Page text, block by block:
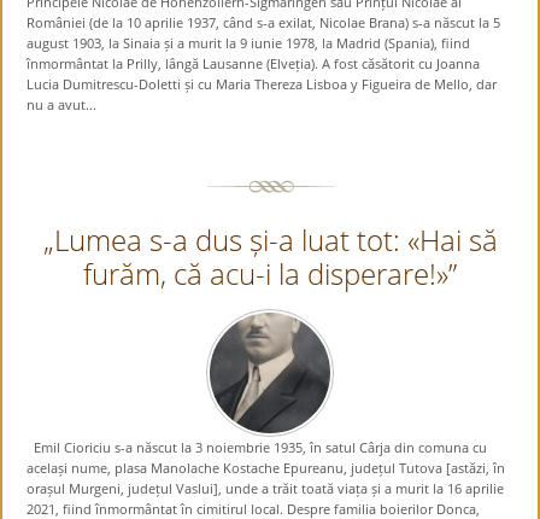
României (de la 10 aprilie 1937, când s-a exilat, Nicolae Brana) s-a născut la 5
august 1903, la Sinaia și a murit la 9 iunie 1978, la Madrid (Spania), fiind
înmormântat la Prilly, lângă Lausanne (Elveția). A fost căsătorit cu Joanna
Lucia Dumitrescu-Doletti și cu Maria Thereza Lisboa y Figueira de Mello, dar
nu a avut...
„Lumea s-a dus și-a luat tot: «Hai să
furăm, că acu-i la disperare!»”
Emil Cioriciu s-a născut la 3 noiembrie 1935, în satul Cârja din comuna cu
același nume, plasa Manolache Kostache Epureanu, județul Tutova [astăzi, în
orașul Murgeni, județul Vaslui], unde a trăit toată viața și a murit la 16 aprilie
2021, fiind înmormântat în cimitirul local. Despre familia boierilor Donca,